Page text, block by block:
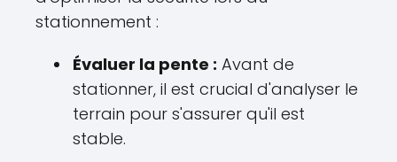
stationnement :
Évaluer la pente : Avant de
stationner, il est crucial d'analyser le
terrain pour s'assurer qu'il est
stable.